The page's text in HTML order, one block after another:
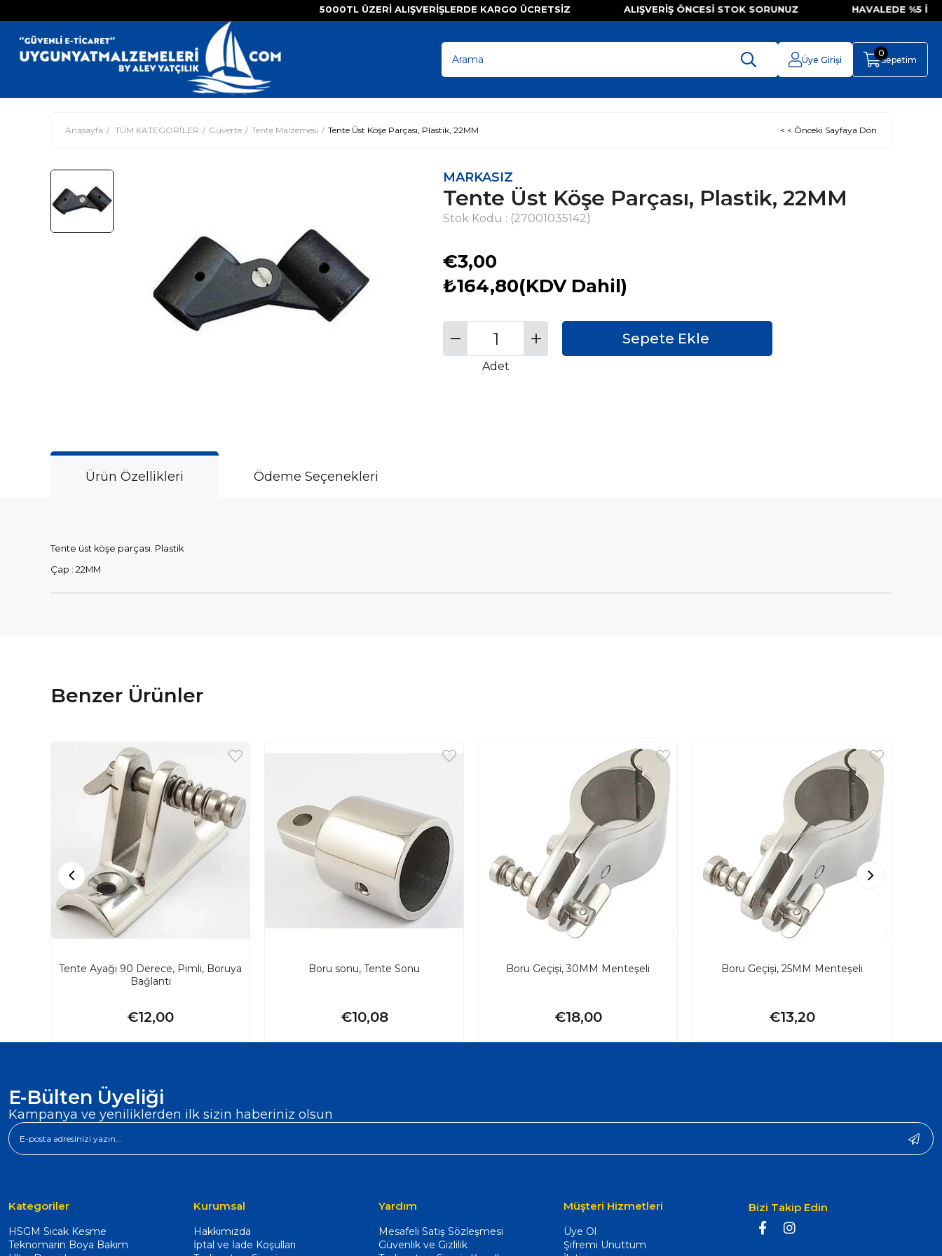
5000TL ÜZERI ALIŞVERIŞLERDE KARGO ÜCRETSIZ ALIŞVERIŞ ÖNCESI STOK SORUNUZ HAVALEDE
Üye Girişi Sepetim
0
Anasayfa TÜM KATEGORİLER Güverte Tente Malzemesi Tente Üst Köşe Parçası, Plastik, 22MM < < Önceki Sayfaya Dön
MARKASIZ
Tente Üst Köşe Parçası, Plastik, 22MM
Stok Kodu (27001035142)
€3,00
₺164,80(KDV Dahil)
Adet
Ürün Özellikleri Ödeme Seçenekleri
Tente üst köşe parçası. Plastik
Çap : 22MM
Benzer Ürünler
Tente Ayağı 90 Derece, Pimli, Boruya
Bağlantı
€12,00
Boru sonu, Tente Sonu
€10,08
Boru Geçişi, 30MM Menteşeli
€18,00
Boru Geçişi, 25MM Menteşeli
€13,20
E-Bülten Üyeliği
Kampanya ve yeniliklerden ilk sizin haberiniz olsun
Kategoriler
HSGM Sıcak Kesme
Teknomarin Boya Bakım
Kurumsal
Hakkımızda
İptal ve İade Koşulları
Yardım
Mesafeli Satış Sözleşmesi
Güvenlik ve Gizlilik
Müşteri Hizmetleri
Üye Ol
Şifremi Unuttum
Bizi Takip Edin